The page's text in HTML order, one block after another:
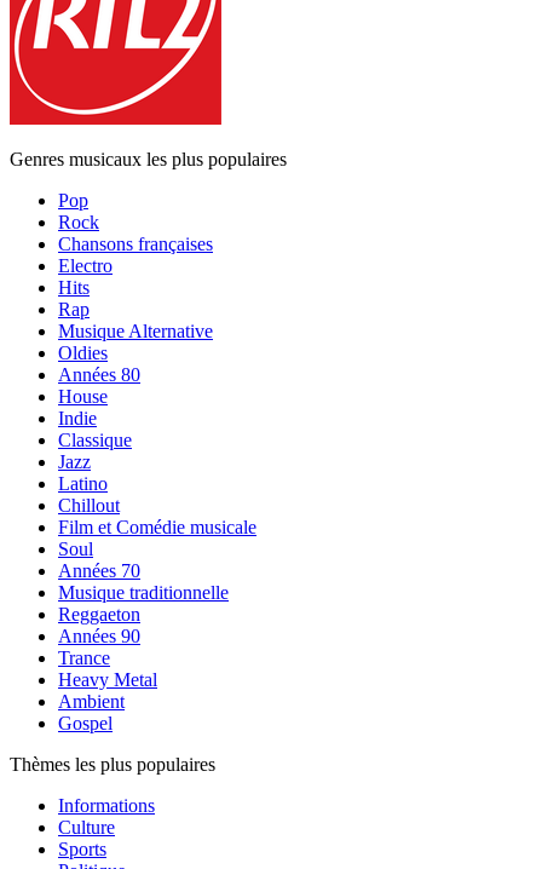
Genres musicaux les plus populaires
Pop
Rock
Chansons françaises
Electro
Hits
Rap
Musique Alternative
Oldies
Années 80
House
Indie
Classique
Jazz
Latino
Chillout
Film et Comédie musicale
Soul
Années 70
Musique traditionnelle
Reggaeton
Années 90
Trance
Heavy Metal
Ambient
Gospel
Thèmes les plus populaires
Informations
Culture
Sports